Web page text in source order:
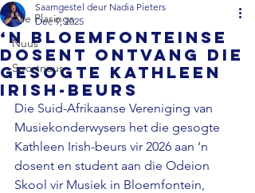
Alle Plasings
Nuus
Sportnuus
‘n Bloemfonteinse
dosent ontvang die
gesogte Kathleen
Irish-beurs
Saamgestel deur Nadia Pieters
Dec 9, 2025
Die Suid-Afrikaanse Vereniging van
Musiekonderwysers het die gesogte
Kathleen Irish-beurs vir 2026 aan ‘n
dosent en student aan die Odeion
Skool vir Musiek in Bloemfontein,